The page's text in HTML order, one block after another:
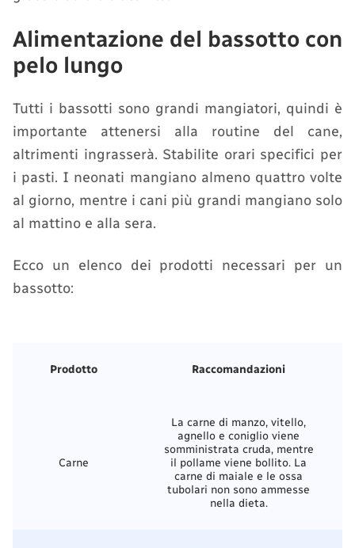
Alimentazione del bassotto con
pelo lungo
Tutti i bassotti sono grandi mangiatori, quindi è
importante attenersi alla routine del cane,
altrimenti ingrasserà. Stabilite orari specifici per
i pasti. I neonati mangiano almeno quattro volte
al giorno, mentre i cani più grandi mangiano solo
al mattino e alla sera.
Ecco un elenco dei prodotti necessari per un
bassotto:
Prodotto Raccomandazioni
Carne
La carne di manzo, vitello,
agnello e coniglio viene
somministrata cruda, mentre
il pollame viene bollito. La
carne di maiale e le ossa
tubolari non sono ammesse
nella dieta.